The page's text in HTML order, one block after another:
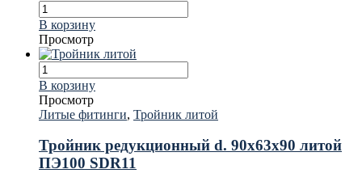
В корзину
Просмотр
В корзину
Просмотр
Литые фитинги, Тройник литой
Тройник редукционный d. 90х63х90 литой
ПЭ100 SDR11